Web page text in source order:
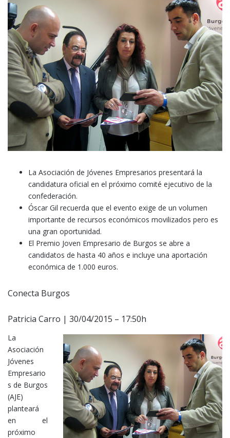
La Asociación de Jóvenes Empresarios presentará la
candidatura oficial en el próximo comité ejecutivo de la
confederación.
Óscar Gil recuerda que el evento exige de un volumen
importante de recursos económicos movilizados pero es
una gran oportunidad.
El Premio Joven Empresario de Burgos se abre a
candidatos de hasta 40 años e incluye una aportación
económica de 1.000 euros.
Conecta Burgos
Patricia Carro | 30/04/2015 – 17:50h
La
Asociación
Jóvenes
Empresario
s de Burgos
(AJE)
planteará
en el
próximo